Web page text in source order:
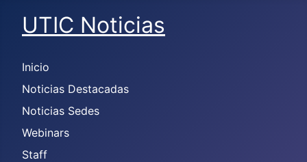
UTIC Noticias
Inicio
Noticias Destacadas
Noticias Sedes
Webinars
Staff